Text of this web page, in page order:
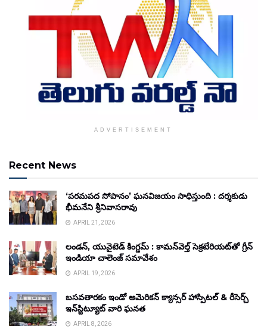
ADVERTISEMENT
Recent News
‘పరమపద సోపానం’ ఘనవిజయం సాధిస్తుంది : దర్శకుడు
భీమనేని శ్రీనివాసరావు
APRIL 21, 2026
లండన్, యునైటెడ్ కింగ్డమ్ : కామన్‌వెల్త్ సెక్రటేరియట్‌తో గ్రీన్
ఇండియా చాలెంజ్ సమావేశం
APRIL 19, 2026
బసవతారకం ఇండో అమెరికన్ క్యాన్సర్ హాస్పిటల్ & రీసెర్చ్
ఇన్‌స్టిట్యూట్ వారి ఘనత
APRIL 8, 2026